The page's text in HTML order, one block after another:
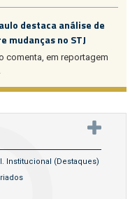
destaca análise de
mudanças no STJ
comenta, em reportagem
Institucional (destaques)